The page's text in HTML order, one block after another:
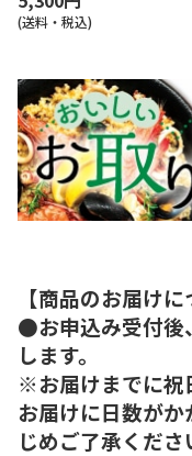
(送料・税込)
【商品のお届けに
●お申込み受付後
します。
※お届けまでに祝
お届けに日数が
じめご了承くださ